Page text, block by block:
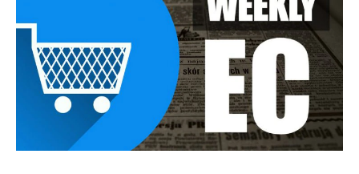
イベント・レポート
ニュース
コラム
事例